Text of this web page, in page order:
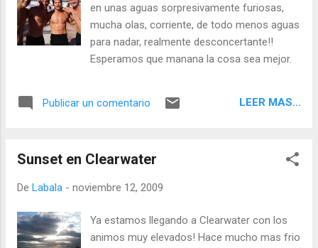
en unas aguas sorpresivamente furiosas,
mucha olas, corriente, de todo menos aguas
para nadar, realmente desconcertante!!
Esperamos que manana la cosa sea mejor.
Publicar un comentario LEER MAS...
Sunset en Clearwater
De Labala - noviembre 12, 2009
Ya estamos llegando a Clearwater con los
animos muy elevados! Hace mucho mas frio